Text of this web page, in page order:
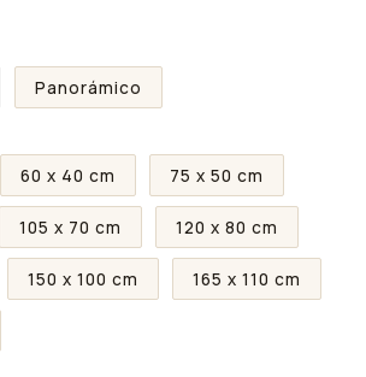
Panorámico
60 x 40 cm 75 x 50 cm
105 x 70 cm 120 x 80 cm
150 x 100 cm 165 x 110 cm